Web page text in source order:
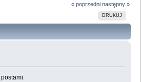
« poprzedni następny »
DRUKUJ